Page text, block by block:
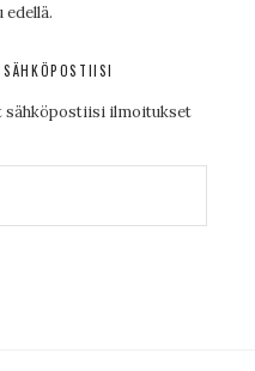
edellä.
sähköpostiisi ilmoitukset